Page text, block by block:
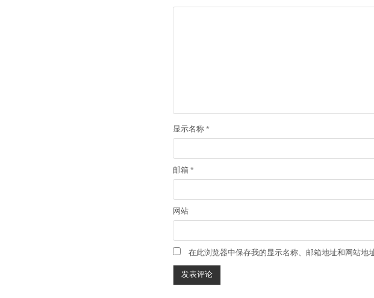
显示名称*
邮箱*
网站
在此浏览器中保存我的显示名称、邮箱地址和网站地